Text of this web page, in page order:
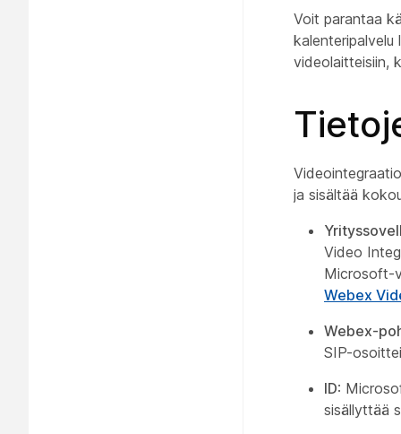
Voit parantaa
videolaitteisiin,
ja sisältää
Video
Microsoft-
Webex
Webex-
SIP-
ID:
sisällyttää